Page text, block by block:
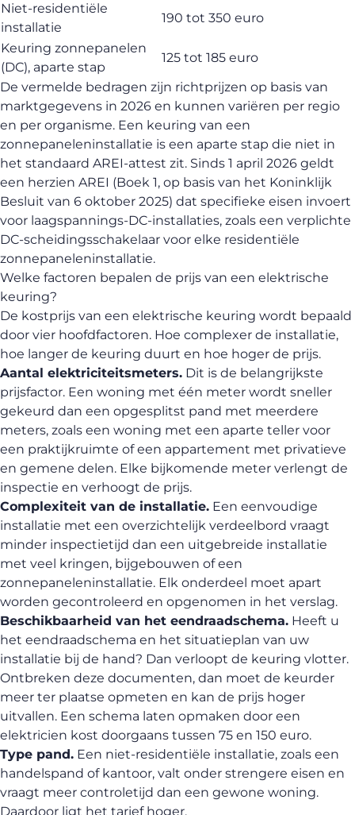
Niet-residentiële
installatie
190 tot 350 euro
Keuring zonnepanelen
(DC), aparte stap
125 tot 185 euro
De vermelde bedragen zijn richtprijzen op basis van
marktgegevens in 2026 en kunnen variëren per regio
en per organisme. Een keuring van een
zonnepaneleninstallatie is een aparte stap die niet in
het standaard AREI-attest zit. Sinds 1 april 2026 geldt
een herzien AREI (Boek 1, op basis van het Koninklijk
Besluit van 6 oktober 2025) dat specifieke eisen invoert
voor laagspannings-DC-installaties, zoals een verplichte
DC-scheidingsschakelaar voor elke residentiële
zonnepaneleninstallatie.
Welke factoren bepalen de prijs van een elektrische
keuring?
De kostprijs van een elektrische keuring wordt bepaald
door vier hoofdfactoren. Hoe complexer de installatie,
hoe langer de keuring duurt en hoe hoger de prijs.
Aantal elektriciteitsmeters. Dit is de belangrijkste
prijsfactor. Een woning met één meter wordt sneller
gekeurd dan een opgesplitst pand met meerdere
meters, zoals een woning met een aparte teller voor
een praktijkruimte of een appartement met privatieve
en gemene delen. Elke bijkomende meter verlengt de
inspectie en verhoogt de prijs.
Complexiteit van de installatie. Een eenvoudige
installatie met een overzichtelijk verdeelbord vraagt
minder inspectietijd dan een uitgebreide installatie
met veel kringen, bijgebouwen of een
zonnepaneleninstallatie. Elk onderdeel moet apart
worden gecontroleerd en opgenomen in het verslag.
Beschikbaarheid van het eendraadschema. Heeft u
het eendraadschema en het situatieplan van uw
installatie bij de hand? Dan verloopt de keuring vlotter.
Ontbreken deze documenten, dan moet de keurder
meer ter plaatse opmeten en kan de prijs hoger
uitvallen. Een schema laten opmaken door een
elektricien kost doorgaans tussen 75 en 150 euro.
Type pand. Een niet-residentiële installatie, zoals een
handelspand of kantoor, valt onder strengere eisen en
vraagt meer controletijd dan een gewone woning.
Daardoor ligt het tarief hoger.